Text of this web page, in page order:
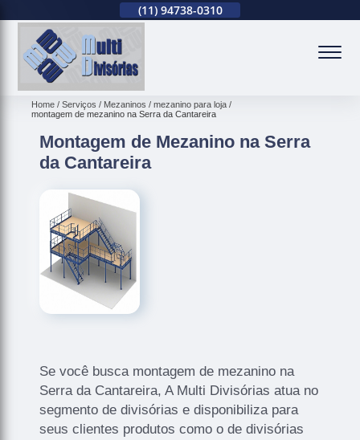
(11) 94738-0310
Home Serviços Mezaninos
mezanino para loja
montagem de mezanino na Serra da Cantareira
Montagem de Mezanino na Serra
da Cantareira
Se você busca montagem de mezanino na
Serra da Cantareira, A Multi Divisórias atua no
segmento de divisórias e disponibiliza para
seus clientes produtos como o de divisórias